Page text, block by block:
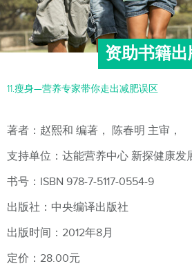
资助书籍出
11.瘦身—营养专家带你走出减肥误区
著者：赵熙和 编著， 陈春明 主审，
支持单位：达能营养中心 新探健康发
书号：ISBN 978-7-5117-0554-9
出版社：中央编译出版社
出版时间：2012年8月
定价：28.00元